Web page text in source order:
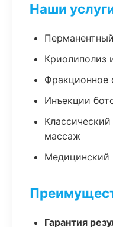
Наши
Криолиполиз
Фракционное
Инъекции
массаж
Медицинский
Гарантия